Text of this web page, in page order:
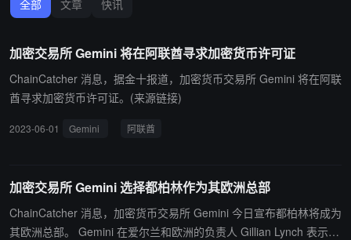
全部 文章 快讯
加密交易所 Gemini 将在阿联酋寻求加密货币许可证
ChainCatcher 消息，据金十报道，加密货币交易所 Gemini 将在阿联
酋寻求加密货币许可证。(来源链接)
2023-06-01 Gemini 阿联酋
加密交易所 Gemini 选择都柏林作为其欧洲总部
ChainCatcher 消息，加密货币交易所 Gemini 今日宣布都柏林将成为
其欧洲总部。 Gemini 在爱尔兰和欧洲的负责人 Gillian Lynch 表示，